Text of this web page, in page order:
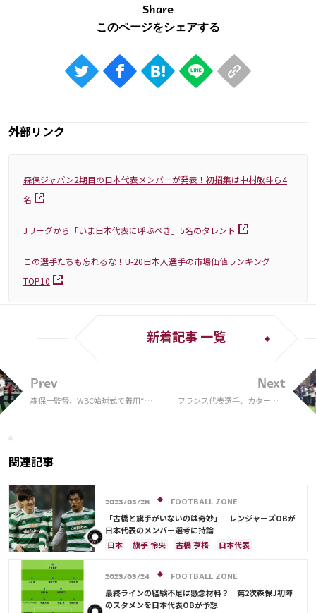
Share
外部リンク
森保ジャパン2期目の日本代表メンバーが発表！初招集は中村敬斗ら4
名
Jリーグから「いま日本代表に呼ぶべき」5名のタレント
この選手たちも忘れるな！U-20日本人選手の市場価値ランキング
TOP10
Prev
森保一監督、WBC始球式で着用“侍
新着記事 一覧
Next
フランス代表選手、カタールW
関連記事
2023/03/28
FOOTBALL ZONE
「古橋と旗手がいないのは奇妙」 レンジャーズOBが
日本代表のメンバー選考に持論
日本
旗手 怜央 古橋 亨梧
日本代表
権田 修一
谷 晃生 長友 佑都
吉田 麻也
谷口 彰悟
山根 視来 柴崎 岳
南野 拓実
酒井 宏樹
相馬 勇紀
2023/03/24
FOOTBALL ZONE
最終ラインの経験不足は懸念材料？ 第2次森保J初陣
のスタメンを日本代表OBが予想